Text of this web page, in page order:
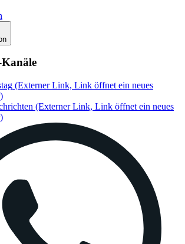
(Externer Link, Link öffnet ein neues
(Externer Link, Link öffnet ein neues